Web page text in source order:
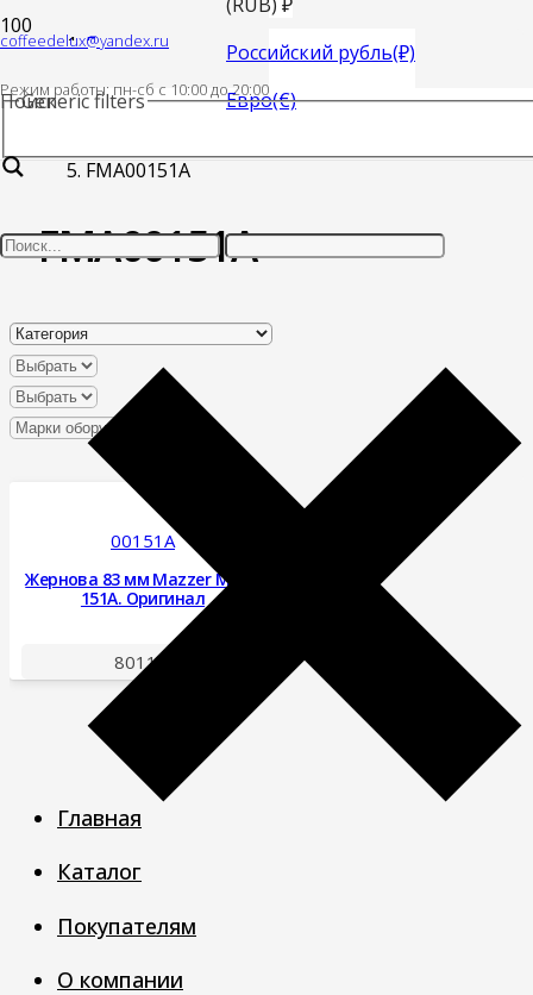
coffeedelux@yandex.ru
Режим работы: пн-cб с 10:00 до 20:00
Российский рубль(₽)
Евро(€)
Поиск
Generic filters
Главная
Товар Код DVG
FMA00151A
FMA00151A
00151A
Жернова 83 мм Mazzer Major
151A. Оригинал
8011
Главная
Каталог
Покупателям
О компании